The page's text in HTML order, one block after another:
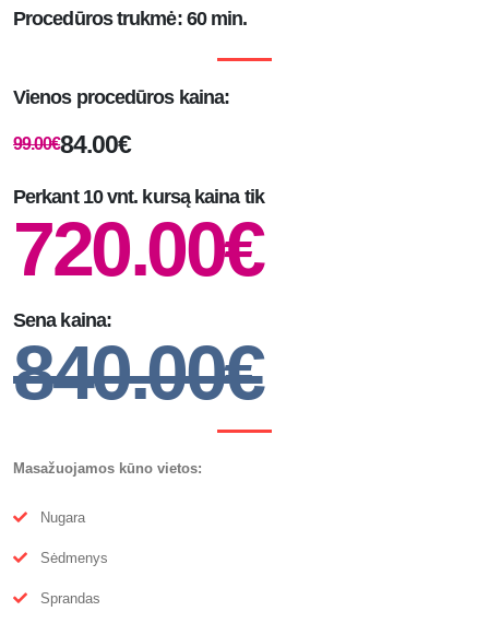
Procedūros trukmė: 60 min.
Vienos procedūros kaina:
84.00€
99.00€
Perkant 10 vnt. kursą kaina tik
720.00€
Sena kaina:
840.00€
Masažuojamos kūno vietos:
Nugara
Sėdmenys
Sprandas